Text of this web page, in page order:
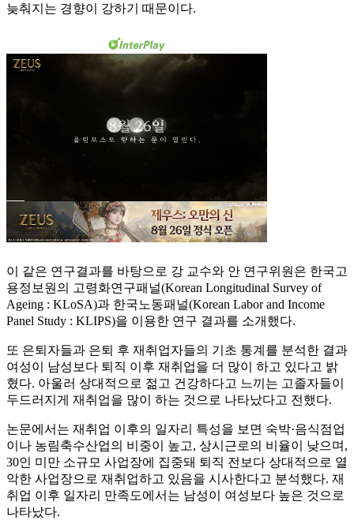
늦춰지는 경향이 강하기 때문이다.
이 같은 연구결과를 바탕으로 강 교수와 안 연구위원은 한국고
용정보원의 고령화연구패널(Korean Longitudinal Survey of
Ageing : KLoSA)과 한국노동패널(Korean Labor and Income
Panel Study : KLIPS)을 이용한 연구 결과를 소개했다.
또 은퇴자들과 은퇴 후 재취업자들의 기초 통계를 분석한 결과
여성이 남성보다 퇴직 이후 재취업을 더 많이 하고 있다고 밝
혔다. 아울러 상대적으로 젊고 건강하다고 느끼는 고졸자들이
두드러지게 재취업을 많이 하는 것으로 나타났다고 전했다.
논문에서는 재취업 이후의 일자리 특성을 보면 숙박·음식점업
이나 농림축수산업의 비중이 높고, 상시근로의 비율이 낮으며,
30인 미만 소규모 사업장에 집중돼 퇴직 전보다 상대적으로 열
악한 사업장으로 재취업하고 있음을 시사한다고 분석했다. 재
취업 이후 일자리 만족도에서는 남성이 여성보다 높은 것으로
나타났다.